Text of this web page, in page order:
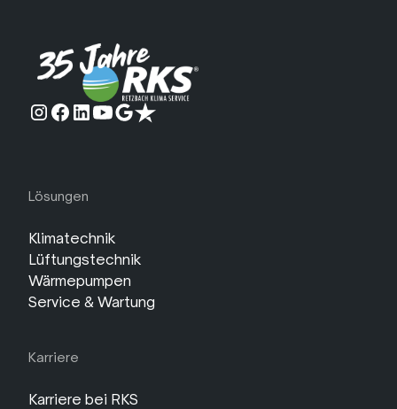
Lösungen
Klimatechnik
Lüftungstechnik
Wärmepumpen
Service & Wartung
Karriere
Karriere bei RKS